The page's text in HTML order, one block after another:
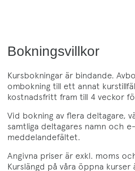
Bokningsvillkor
Kursbokningar är bindande.
ombokning till ett annat
kostnadsfritt fram till 4 veckor
Vid bokning av flera deltagare,
samtliga deltagares namn och
meddelandefältet.
Angivna priser är exkl. moms
Kurslängd på våra öppna kurser